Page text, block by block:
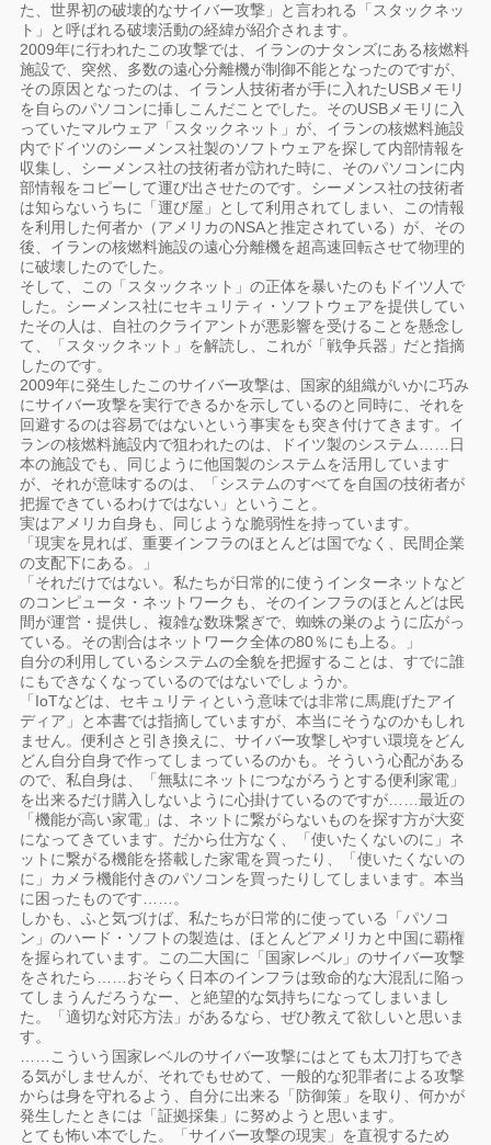
た、世界初の破壊的なサイバー攻撃」と言われる「スタックネッ
ト」と呼ばれる破壊活動の経緯が紹介されます。
2009年に行われたこの攻撃では、イランのナタンズにある核燃料
施設で、突然、多数の遠心分離機が制御不能となったのですが、
その原因となったのは、イラン人技術者が手に入れたUSBメモリ
を自らのパソコンに挿しこんだことでした。そのUSBメモリに入
っていたマルウェア「スタックネット」が、イランの核燃料施設
内でドイツのシーメンス社製のソフトウェアを探して内部情報を
収集し、シーメンス社の技術者が訪れた時に、そのパソコンに内
部情報をコピーして運び出させたのです。シーメンス社の技術者
は知らないうちに「運び屋」として利用されてしまい、この情報
を利用した何者か（アメリカのNSAと推定されている）が、その
後、イランの核燃料施設の遠心分離機を超高速回転させて物理的
に破壊したのでした。
そして、この「スタックネット」の正体を暴いたのもドイツ人で
した。シーメンス社にセキュリティ・ソフトウェアを提供してい
たその人は、自社のクライアントが悪影響を受けることを懸念し
て、「スタックネット」を解読し、これが「戦争兵器」だと指摘
したのです。
2009年に発生したこのサイバー攻撃は、国家的組織がいかに巧み
にサイバー攻撃を実行できるかを示しているのと同時に、それを
回避するのは容易ではないという事実をも突き付けてきます。イ
ランの核燃料施設内で狙われたのは、ドイツ製のシステム……日
本の施設でも、同じように他国製のシステムを活用しています
が、それが意味するのは、「システムのすべてを自国の技術者が
把握できているわけではない」ということ。
実はアメリカ自身も、同じような脆弱性を持っています。
「現実を見れば、重要インフラのほとんどは国でなく、民間企業
の支配下にある。」
「それだけではない。私たちが日常的に使うインターネットなど
のコンピュータ・ネットワークも、そのインフラのほとんどは民
間が運営・提供し、複雑な数珠繋ぎで、蜘蛛の巣のように広がっ
ている。その割合はネットワーク全体の80％にも上る。」
自分の利用しているシステムの全貌を把握することは、すでに誰
にもできなくなっているのではないでしょうか。
「IoTなどは、セキュリティという意味では非常に馬鹿げたアイ
ディア」と本書では指摘していますが、本当にそうなのかもしれ
ません。便利さと引き換えに、サイバー攻撃しやすい環境をどん
どん自分自身で作ってしまっているのかも。そういう心配がある
ので、私自身は、「無駄にネットにつながろうとする便利家電」
を出来るだけ購入しないように心掛けているのですが……最近の
「機能が高い家電」は、ネットに繋がらないものを探す方が大変
になってきています。だから仕方なく、「使いたくないのに」ネ
ットに繋がる機能を搭載した家電を買ったり、「使いたくないの
に」カメラ機能付きのパソコンを買ったりしてしまいます。本当
に困ったものです……。
しかも、ふと気づけば、私たちが日常的に使っている「パソコ
ン」のハード・ソフトの製造は、ほとんどアメリカと中国に覇権
を握られています。この二大国に「国家レベル」のサイバー攻撃
をされたら……おそらく日本のインフラは致命的な大混乱に陥っ
てしまうんだろうなー、と絶望的な気持ちになってしまいまし
た。「適切な対応方法」があるなら、ぜひ教えて欲しいと思いま
す。
……こういう国家レベルのサイバー攻撃にはとても太刀打ちでき
る気がしませんが、それでもせめて、一般的な犯罪者による攻撃
からは身を守れるよう、自分に出来る「防御策」を取り、何かが
発生したときには「証拠採集」に努めようと思います。
とても怖い本でした。「サイバー攻撃の現実」を直視するため